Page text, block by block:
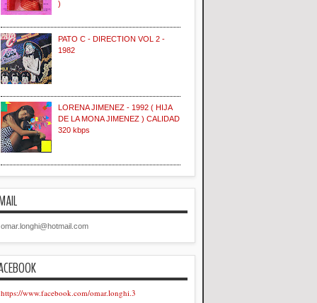
)
PATO C - DIRECTION VOL 2 -
1982
LORENA JIMENEZ - 1992 ( HIJA
DE LA MONA JIMENEZ ) CALIDAD
320 kbps
omar.longhi@hotmail.com
https://www.facebook.com/omar.longhi.3